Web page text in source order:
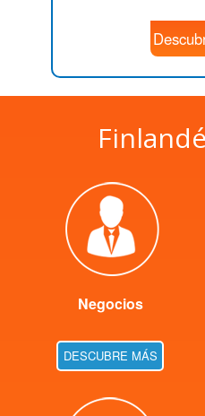
Negocios
DESCUBRE MÁS